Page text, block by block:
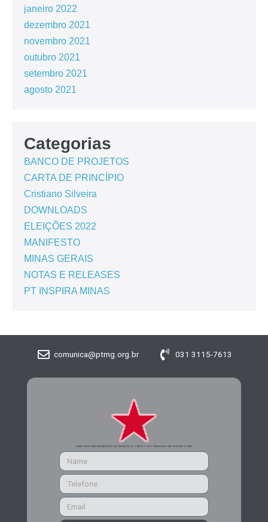
janeiro 2022
dezembro 2021
novembro 2021
outubro 2021
setembro 2021
agosto 2021
Categorias
BANCO DE PROJETOS
CARTA DE PRINCÍPIO
Cristiano Silveira
DOWNLOADS
ELEIÇÕES 2022
MANIFESTO
MINAS GERAIS
NOTAS E RELEASES
PT INSPIRA MINAS
comunica@ptmg.org.br 031 3115-7613
CADASTRE-SE PARA RECEBER MAIS INFORMAÇÕES DO PARTIDO DOS TRABALHADORES DE MINAS GERAIS